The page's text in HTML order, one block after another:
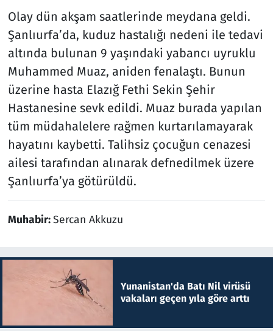
Olay dün akşam saatlerinde meydana geldi.
Şanlıurfa’da, kuduz hastalığı nedeni ile tedavi
altında bulunan 9 yaşındaki yabancı uyruklu
Muhammed Muaz, aniden fenalaştı. Bunun
üzerine hasta Elazığ Fethi Sekin Şehir
Hastanesine sevk edildi. Muaz burada yapılan
tüm müdahalelere rağmen kurtarılamayarak
hayatını kaybetti. Talihsiz çocuğun cenazesi
ailesi tarafından alınarak defnedilmek üzere
Şanlıurfa’ya götürüldü.
Muhabir:Sercan Akkuzu
Yunanistan'da Batı Nil virüsü
vakaları geçen yıla göre arttı
Savunma Sanayi
Seçim 2023
Spor
Televizyon